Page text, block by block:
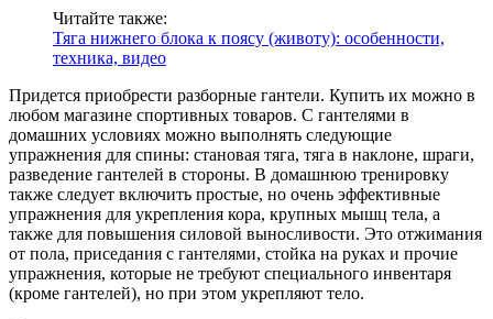
Читайте также:
Тяга нижнего блока к поясу (животу): особенности,
техника, видео
Придется приобрести разборные гантели. Купить их можно в
любом магазине спортивных товаров. С гантелями в
домашних условиях можно выполнять следующие
упражнения для спины: становая тяга, тяга в наклоне, шраги,
разведение гантелей в стороны. В домашнюю тренировку
также следует включить простые, но очень эффективные
упражнения для укрепления кора, крупных мышц тела, а
также для повышения силовой выносливости. Это отжимания
от пола, приседания с гантелями, стойка на руках и прочие
упражнения, которые не требуют специального инвентаря
(кроме гантелей), но при этом укрепляют тело.